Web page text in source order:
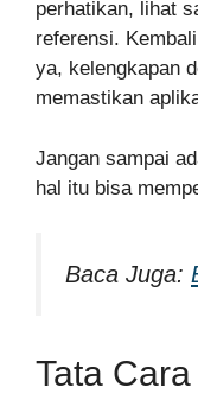
perhatikan, lihat
referensi.
ya, kelengkapan
memastikan
Jangan sampai
hal itu bisa
Baca Juga:
Tata